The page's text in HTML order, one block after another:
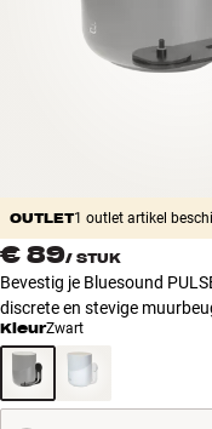
Accessoires
Winkels
Klantenservice
Inloggen
Klantenservice
OUTLET1 outlet artikel
€ 89/ STUK
Bevestig je Bluesound
discrete en stevige
KleurZwart